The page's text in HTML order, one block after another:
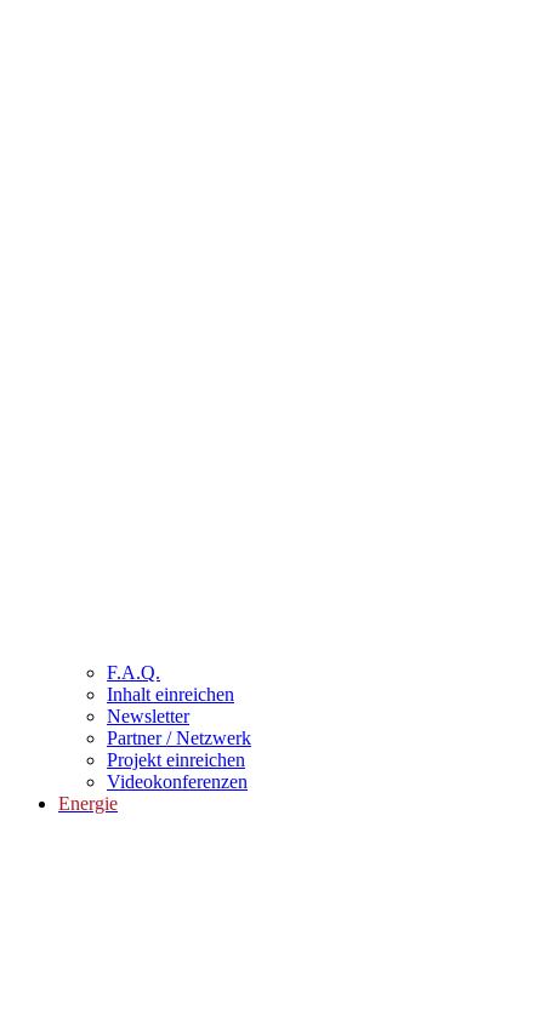
F.A.Q.
Inhalt einreichen
Newsletter
Partner / Netzwerk
Projekt einreichen
Videokonferenzen
Energie